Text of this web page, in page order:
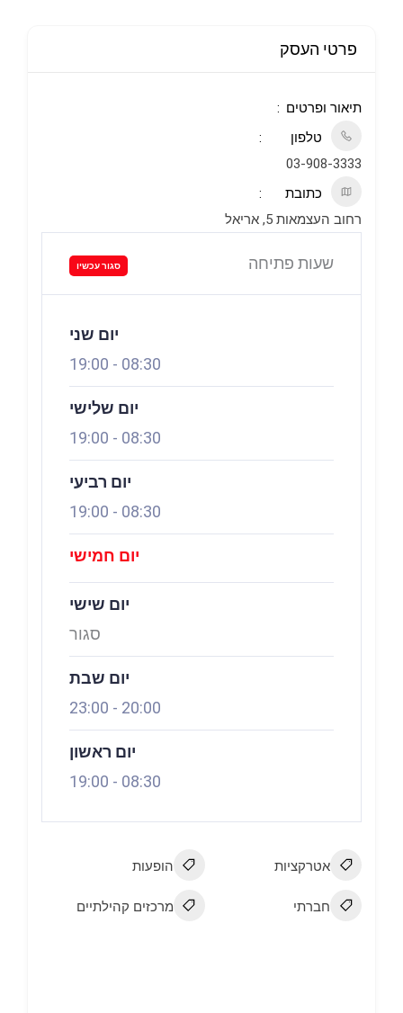
פרטי העסק
תיאור ופרטים
טלפון
03-908-3333
כתובת
רחוב העצמאות 5, אריאל
שעות פתיחה סגור עכשיו
יום שני
08:30
-
19:00
יום שלישי
08:30
-
19:00
יום רביעי
08:30
-
19:00
יום חמישי
יום שישי
סגור
יום שבת
20:00
-
23:00
יום ראשון
08:30
-
19:00
אטרקציות הופעות
חברתי מרכזים קהילתיים